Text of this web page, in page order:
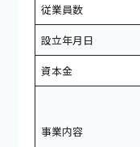
従業員数
設立年月日
資本金
事業内容